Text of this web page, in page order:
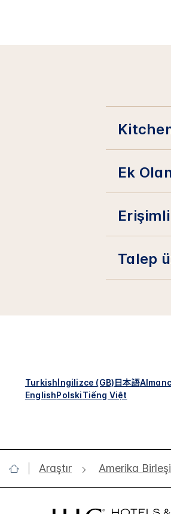
Ek
Talep
Turkishİngilizce (GB)日本語
EnglishPolskiTiếng Việt
Araştır Amerika